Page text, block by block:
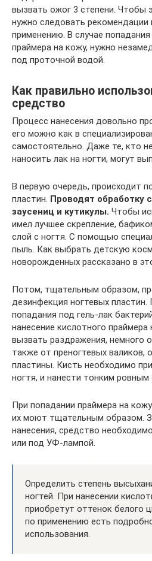
вызвать ожог 3 степени. Чтобы
нужно следовать рекомендации
применению. В случае
праймера на кожу, нужно
под проточной водой.
Как правильно
средство
Процесс нанесения довольно
его можно как в
самостоятельно. Даже те, кто
наносить лак на ногти, могут
В первую очередь, происходит
пластин. Проводят обработку
заусениц и кутикулы. Чтобы
имел лучшее скрепление,
слой с ногтя. С помощью
пыль. Как выбрать детскую
новорожденных рассказано в
Потом, тщательным образом,
дезинфекция ногтевых пластин.
попадания под гель-лак
нанесение кислотного
вызвать раздражения, немного
также от преногтевых валиков,
пластины. Кисть необходимо
ногтя, и нанести тонким ровным
При попадании праймера на
их моют тщательным образом.
нанесения, средство
или под УФ-лампой.
Определить степень
ногтей. При нанесении
приобретут оттенок белого
по применению есть
использования.